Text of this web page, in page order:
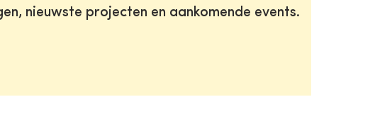
nieuwste projecten en aankomende events.